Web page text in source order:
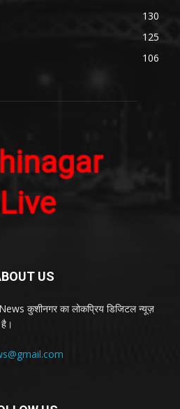
130
125
106
US
कुशीनगर का लोकप्रिय डिजिटल न्यूज़